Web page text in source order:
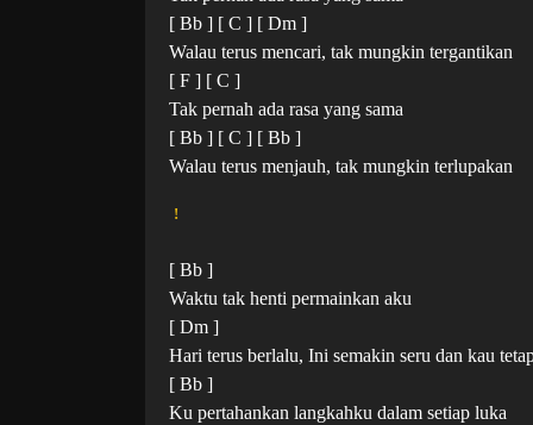
[ Bb ] [ C ] [ Dm ]
Walau terus mencari, tak mungkin tergantikan
[ F ] [ C ]
Tak pernah ada rasa yang sama
[ Bb ] [ C ] [ Bb ]
Walau terus menjauh, tak mungkin terlupakan
!
[ Bb ]
Waktu tak henti permainkan aku
[ Dm ]
Hari terus berlalu, Ini semakin seru dan kau
[ Bb ]
Ku pertahankan langkahku dalam setiap luka